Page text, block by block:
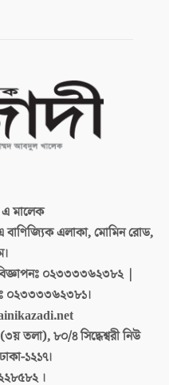
মালেক
বাণিজ্যিক এলাকা, মোমিন রোড,
০২৩৩৩৩৬২৩৮২ |
০২৩৩৩৩৬২৩৮১।
তলা), ৮০/৪ সিদ্ধেশ্বরী নিউ
১২১৭।
।